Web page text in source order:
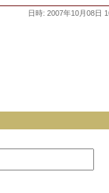
日時: 2007年10月08日